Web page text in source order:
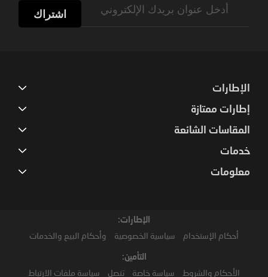
اشتراك
الإطارات
إطارات ممتازة
المقاسات الشائعة
خدمات
معلومات
الإطارات:
أحكام الإستخدام سياسية الخصوصية وأحكام البيع والخدمات
التأمين:
الأحكام والشروط سياسة خاصة تنصل سياسة ملفات الارتباط